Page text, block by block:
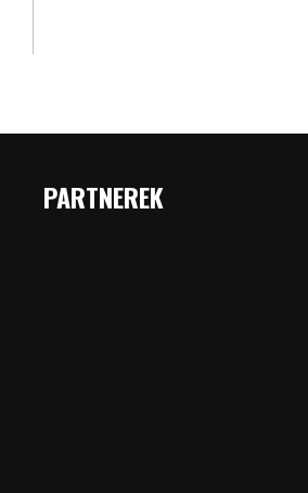
PARTNEREK